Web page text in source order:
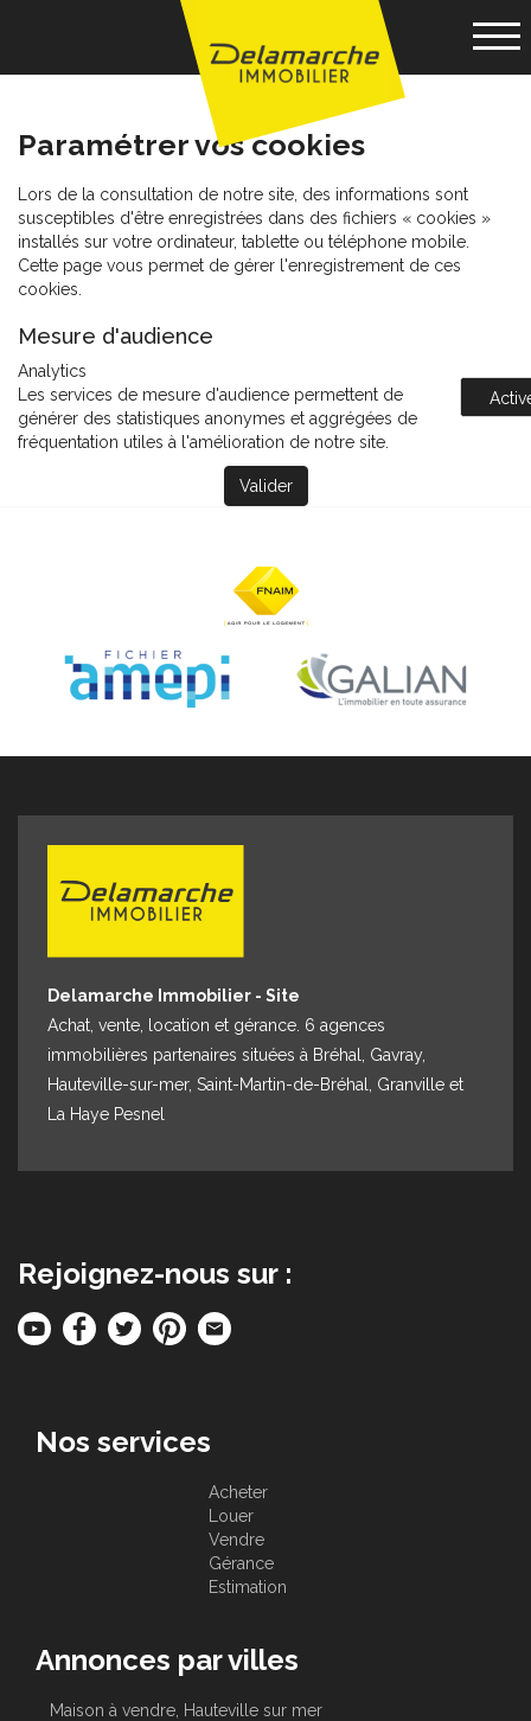
Acheter
Louer
Vendre
Gérance
Nos agences
Paramétrer vos cookies
Paramétrer vos cookies
Lors de la consultation de notre site, des informations sont
susceptibles d'être enregistrées dans des fichiers « cookies »
installés sur votre ordinateur, tablette ou téléphone mobile.
Cette page vous permet de gérer l'enregistrement de ces
cookies.
Mesure d'audience
Analytics
Les services de mesure d'audience permettent de
générer des statistiques anonymes et aggrégées de
fréquentation utiles à l'amélioration de notre site.
Valider
Delamarche Immobilier - Site
Achat, vente, location et gérance. 6 agences
immobilières partenaires situées à Bréhal, Gavray,
Hauteville-sur-mer, Saint-Martin-de-Bréhal, Granville et
La Haye Pesnel
Rejoignez-nous sur :
Nos services
Acheter
Louer
Vendre
Gérance
Estimation
Annonces par villes
Maison à vendre, Hauteville sur mer